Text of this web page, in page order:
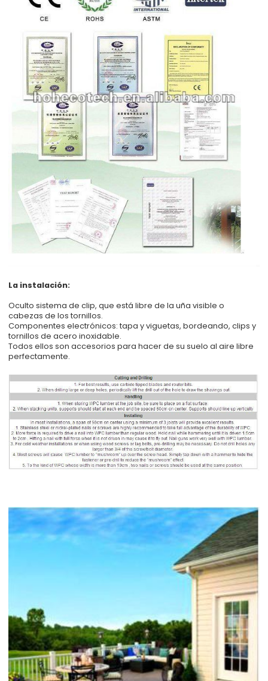
La instalación:
Oculto sistema de clip, que está libre de la uña visible o
cabezas de los tornillos.
Componentes electrónicos: tapa y viguetas, bordeando, clips y
tornillos de acero inoxidable.
Todos ellos son accesorios para hacer de su suelo al aire libre
perfectamente.